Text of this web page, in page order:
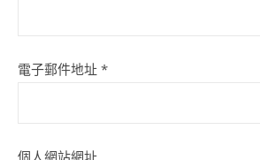
電子郵件地址 *
個人網站網址